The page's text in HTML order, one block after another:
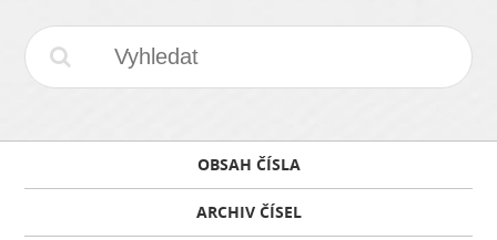
OBSAH ČÍSLA
ARCHIV ČÍSEL